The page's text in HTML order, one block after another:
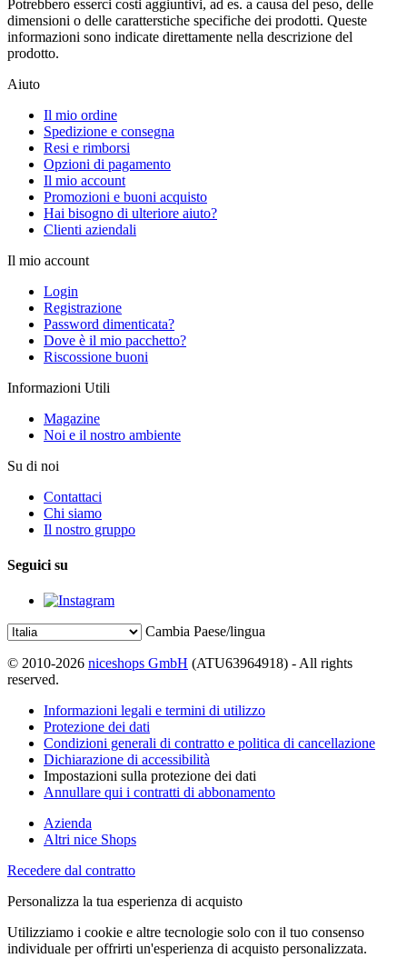
Potrebbero esserci costi aggiuntivi, ad es. a causa del peso, delle
dimensioni o delle caratterstiche specifiche dei prodotti. Queste
informazioni sono indicate direttamente nella descrizione del
prodotto.
Aiuto
Il mio ordine
Spedizione e consegna
Resi e rimborsi
Opzioni di pagamento
Il mio account
Promozioni e buoni acquisto
Hai bisogno di ulteriore aiuto?
Clienti aziendali
Il mio account
Login
Registrazione
Password dimenticata?
Dove è il mio pacchetto?
Riscossione buoni
Informazioni Utili
Magazine
Noi e il nostro ambiente
Su di noi
Contattaci
Chi siamo
Il nostro gruppo
Seguici su
Cambia Paese/lingua
© 2010-2026 niceshops GmbH (ATU63964918) - All rights
reserved.
Informazioni legali e termini di utilizzo
Protezione dei dati
Condizioni generali di contratto e politica di cancellazione
Dichiarazione di accessibilità
Impostazioni sulla protezione dei dati
Annullare qui i contratti di abbonamento
Azienda
Altri nice Shops
Recedere dal contratto
Personalizza la tua esperienza di acquisto
Utilizziamo i cookie e altre tecnologie solo con il tuo consenso
individuale per offrirti un'esperienza di acquisto personalizzata.